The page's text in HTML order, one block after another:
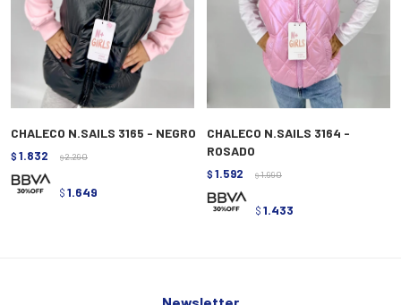
CHALECO N.SAILS 3165 - NEGRO
$ 1.832 $ 2.290
$ 1.649
CHALECO N.SAILS 3164 -
ROSADO
$ 1.592 $ 1.990
$ 1.433